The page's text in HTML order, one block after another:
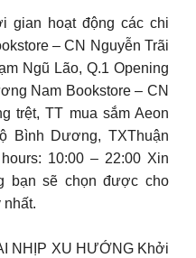
gian hoạt động các chi
– CN Nguyễn Trãi
Ngũ Lão, Q.1 Opening
Nam Bookstore – CN
trệt, TT mua sắm Aeon
Bình Dương, TXThuận
10:00 – 22:00 Xin
bạn sẽ chọn được cho
nhất.
NHỊP XU HƯỚNG Khởi